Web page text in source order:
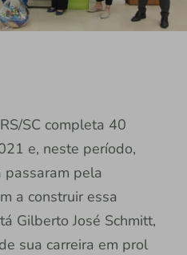
SC completa 40
e, neste período,
passaram pela
a construir essa
Gilberto José Schmitt,
sua carreira em prol